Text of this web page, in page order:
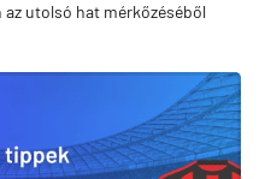
utolsó hat mérkőzéséből